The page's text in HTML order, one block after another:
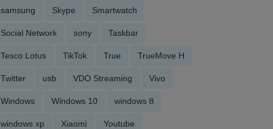
samsung Skype Smartwatch
Social Network sony Taskbar
Tesco Lotus TikTok True TrueMove H
Twitter usb VDO Streaming Vivo
Windows Windows 10 windows 8
windows xp Xiaomi Youtube